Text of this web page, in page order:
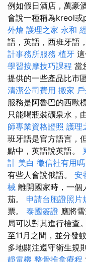
例如假日酒店，萬豪
會說一種稱為kreol或
外燴 護理之家 永和
語，英語，西班牙語
計事務所服務 植牙
學習按摩技巧課程 當
提供的一些產品比市
清潔公司費用 搬家
服務是阿魯巴的西歐
只能喝瓶裝礦泉水，
師專業資格證照 護理
班牙語是官方語言，
點中，英語說英語。
計 美白 徵信社有用嗎
有些人會說俄語。 安
械 離開國家時，一個
茄。 申請台胞證照片
票。 泰國簽證 應將
局可以對其進行檢查
至11月之間，並分發
多地關注遵守衛生規
靜電機 整骨推拿療程